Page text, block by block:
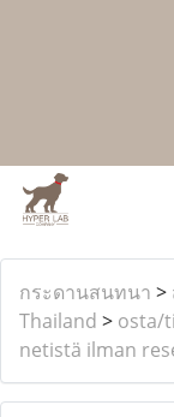
กระดานสนทนา >
Thailand > osta/
netistä ilman